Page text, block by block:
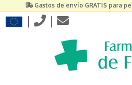
Gastos de envío GRATIS para
| |